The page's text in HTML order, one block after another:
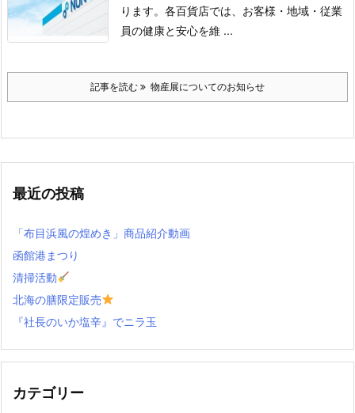
ります。 各百貨店では、 お客様・地域・従業
員の健康と安心を維 ...
記事を読む 物産展についてのお知らせ
最近の投稿
「布目浜風の煌めき」商品紹介動画
函館港まつり
清掃活動
北海の膳限定販売
『社長のいか塩辛』でニラ玉
カテゴリー